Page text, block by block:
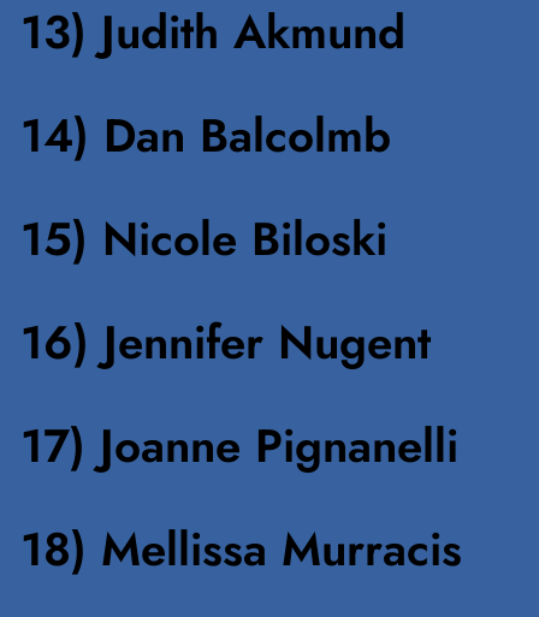
13) Judith Akmund
14) Dan Balcolmb
15) Nicole Biloski
16) Jennifer Nugent
17) Joanne Pignanelli
18) Mellissa Murracis